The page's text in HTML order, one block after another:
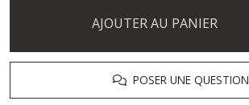
AJOUTER AU PANIER
POSER UNE QUESTION